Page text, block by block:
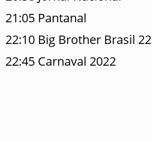
21:05 Pantanal
22:10 Big Brother Brasil 22
22:45 Carnaval 2022